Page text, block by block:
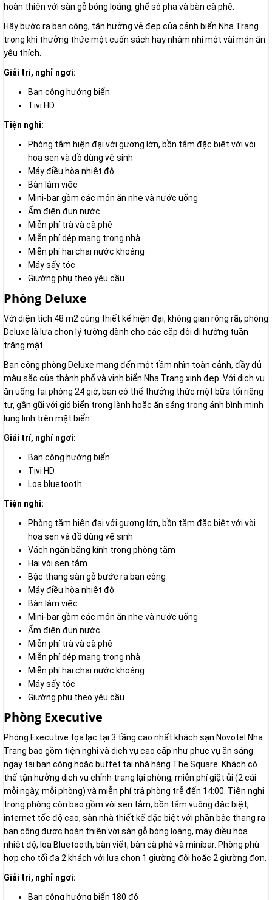
hoàn thiện với sàn gỗ bóng loáng, ghế sô pha và bàn cà phê.
Hãy bước ra ban công, tận hưởng vẻ đẹp của cảnh biển Nha Trang
trong khi thưởng thức một cuốn sách hay nhâm nhi một vài món ăn
yêu thích.
Giải trí, nghỉ ngơi:
Ban công hướng biển
Tivi HD
Tiện nghi:
Phòng tắm hiện đại với gương lớn, bồn tắm đặc biệt với vòi
hoa sen và đồ dùng vệ sinh
Máy điều hòa nhiệt độ
Bàn làm việc
Mini-bar gồm các món ăn nhẹ và nước uống
Ấm điện đun nước
Miễn phí trà và cà phê
Miễn phí dép mang trong nhà
Miễn phí hai chai nước khoáng
Máy sấy tóc
Giường phụ theo yêu cầu
Phòng Deluxe
Với diện tích 48 m2 cùng thiết kế hiện đại, không gian rộng rãi, phòng
Deluxe là lựa chọn lý tưởng dành cho các cặp đôi đi hưởng tuần
trăng mật.
Ban công phòng Deluxe mang đến một tầm nhìn toàn cảnh, đầy đủ
màu sắc của thành phố và vịnh biển Nha Trang xinh đẹp. Với dịch vụ
ăn uống tại phòng 24 giờ, bạn có thể thưởng thức một bữa tối riêng
tư, gần gũi với gió biển trong lành hoặc ăn sáng trong ánh bình minh
lung linh trên mặt biển.
Giải trí, nghỉ ngơi:
Ban công hướng biển
Tivi HD
Loa bluetooth
Tiện nghi:
Phòng tắm hiện đại với gương lớn, bồn tắm đặc biệt với vòi
hoa sen và đồ dùng vệ sinh
Vách ngăn bằng kính trong phòng tắm
Hai vòi sen tắm
Bậc thang sàn gỗ bước ra ban công
Máy điều hòa nhiệt độ
Bàn làm việc
Mini-bar gồm các món ăn nhẹ và nước uống
Ấm điện đun nước
Miễn phí trà và cà phê
Miễn phí dép mang trong nhà
Miễn phí hai chai nước khoáng
Máy sấy tóc
Giường phụ theo yêu cầu
Phòng Executive
Phòng Executive tọa lạc tại 3 tầng cao nhất khách sạn Novotel Nha
Trang bao gồm tiện nghi và dịch vụ cao cấp như phục vụ ăn sáng
ngay tại ban công hoặc buffet tại nhà hàng The Square. Khách có
thể tận hưởng dịch vụ chỉnh trang lại phòng, miễn phí giặt ủi (2 cái
mỗi ngày, mỗi phòng) và miễn phí trả phòng trễ đến 14:00. Tiện nghi
trong phòng còn bao gồm vòi sen tắm, bồn tắm vuông đặc biệt,
internet tốc độ cao, sàn nhà thiết kế đặc biệt với phần bậc thang ra
ban công được hoàn thiện với sàn gỗ bóng loáng, máy điều hòa
nhiệt độ, loa Bluetooth, bàn viết, bàn cà phê và minibar. Phòng phù
hợp cho tối đa 2 khách với lựa chọn 1 giường đôi hoặc 2 giường đơn.
Giải trí, nghỉ ngơi:
Ban công hướng biển 180 độ